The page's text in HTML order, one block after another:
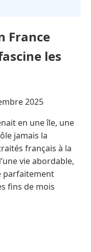
France
les
2025
en une île, une
jamais la
français à la
vie abordable,
parfaitement
fins de mois